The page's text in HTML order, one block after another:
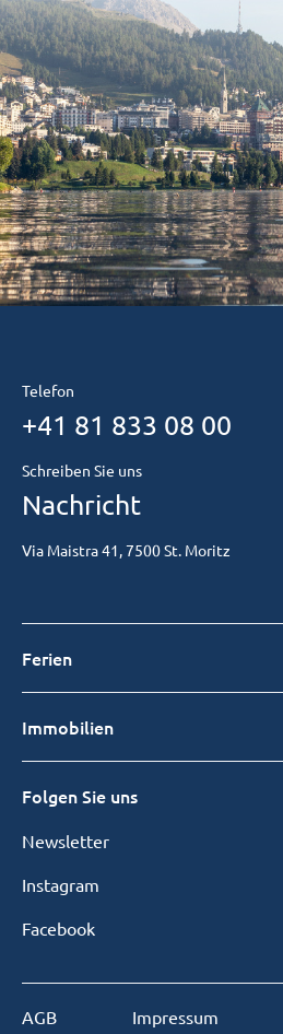
Telefon
+41 81 833 08 00
Schreiben Sie uns
Nachricht
Via Maistra 41, 7500 St. Moritz
Ferien
Immobilien
Folgen Sie uns
Newsletter
Instagram
Facebook
AGB Impressum